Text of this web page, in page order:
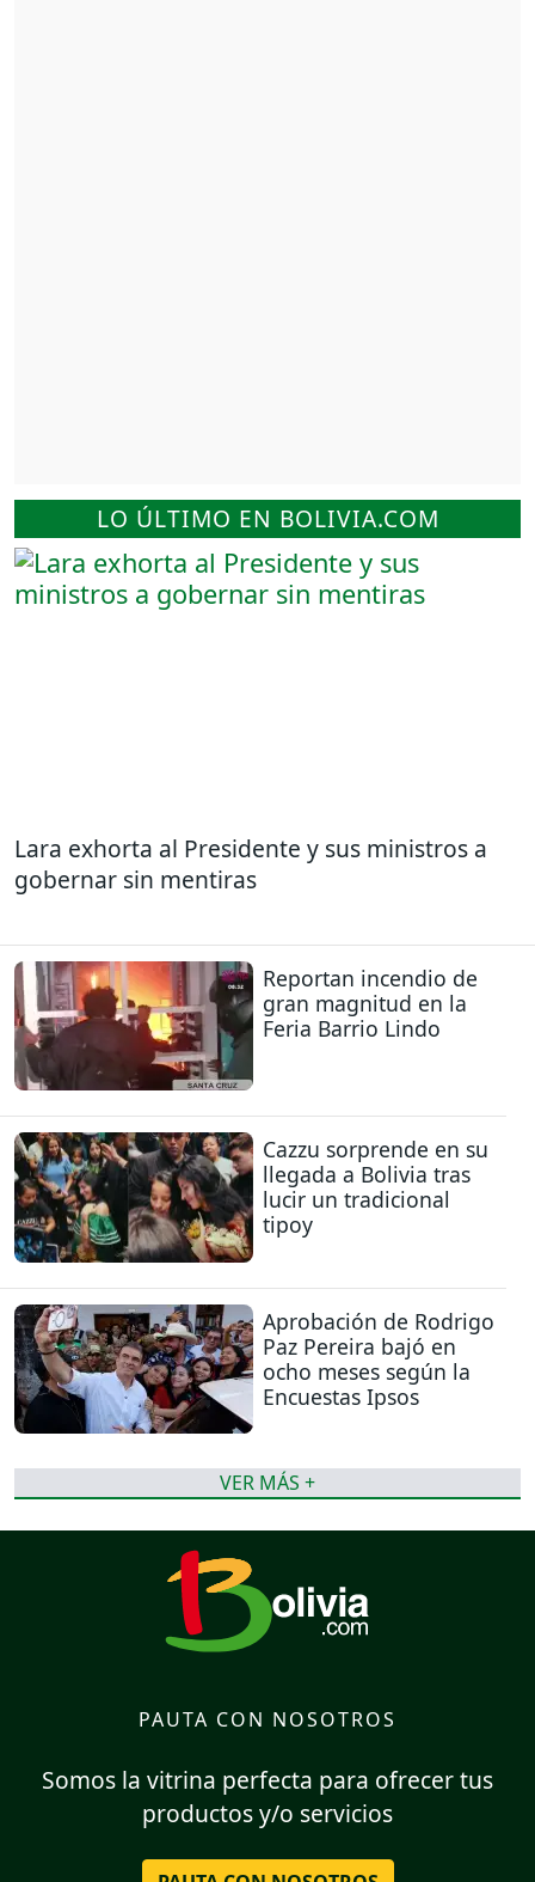
LO ÚLTIMO EN BOLIVIA.COM
Lara exhorta al Presidente y sus ministros a
gobernar sin mentiras
Reportan incendio de
gran magnitud en la
Feria Barrio Lindo
Cazzu sorprende en su
llegada a Bolivia tras
lucir un tradicional
tipoy
Aprobación de Rodrigo
Paz Pereira bajó en
ocho meses según la
Encuestas Ipsos
VER MÁS +
PAUTA CON NOSOTROS
Somos la vitrina perfecta para ofrecer tus
productos y/o servicios